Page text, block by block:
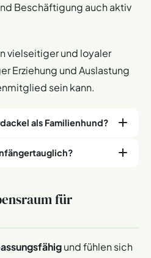
Beschäftigung auch aktiv
vielseitiger und loyaler
Erziehung und Auslastung
sein kann.
als Familienhund?
sich gut als Familienhund.
Rauhaardackel bauen
Familie auf und sind sehr
Diese Hunde sind sehr
mit seiner Erziehung
Diese
lernen schnell,
Erziehung und viel
für
und fühlen sich